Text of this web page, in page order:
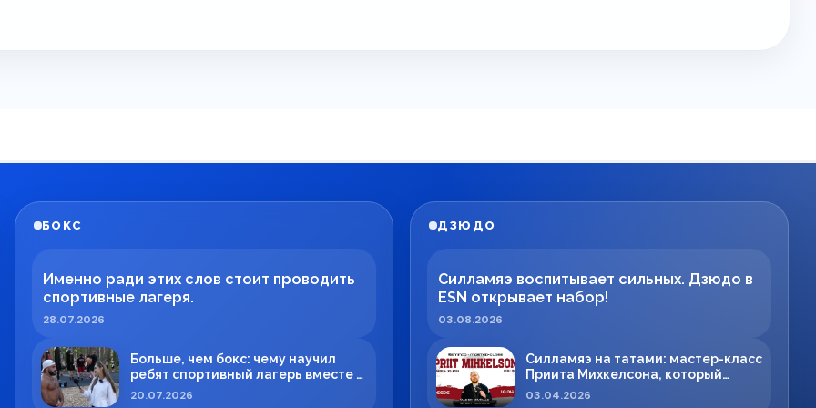
БОКС
Именно ради этих слов стоит проводить
спортивные лагеря.
28.07.2026
Больше, чем бокс: чему научил
ребят спортивный лагерь вместе с
Максимом Вильде
20.07.2026
ДЗЮДО
Силламяэ воспитывает сильных. Дзюдо в
ESN открывает набор!
03.08.2026
Силламяэ на татами: мастер-класс
Приита Михкелсона, который
меняет правила игры в регионе
03.04.2026